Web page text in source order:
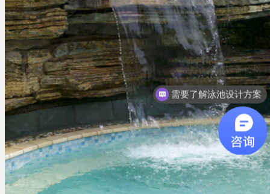
需要了解泳池设计方案